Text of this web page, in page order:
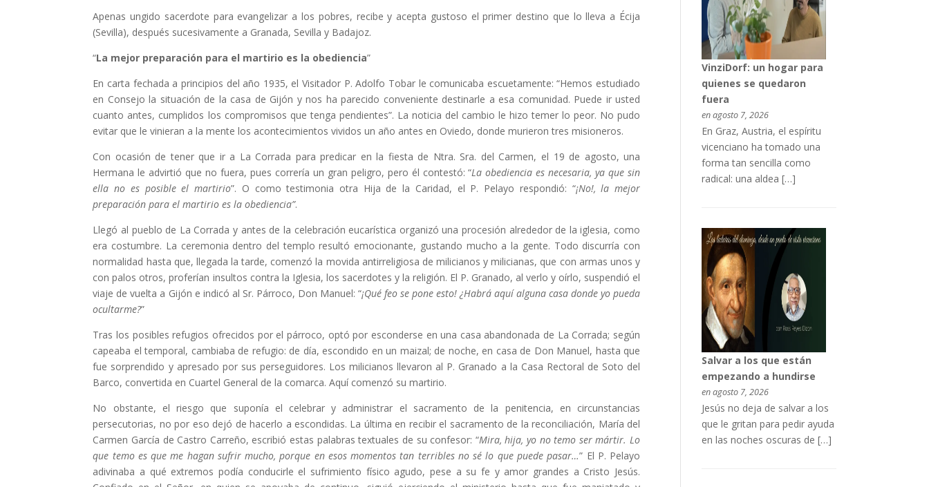
Apenas ungido sacerdote para evangelizar a los pobres, recibe y acepta gustoso el primer destino que lo lleva a Écija
(Sevilla), después sucesivamente a Granada, Sevilla y Badajoz.
“La mejor preparación para el martirio es la obediencia”
En carta fechada a principios del año 1935, el Visitador P. Adolfo Tobar le comunicaba escuetamente: “Hemos estudiado
en Consejo la situación de la casa de Gijón y nos ha parecido conveniente destinarle a esa comunidad. Puede ir usted
cuanto antes, cumplidos los compromisos que tenga pendientes”. La noticia del cambio le hizo temer lo peor. No pudo
evitar que le vinieran a la mente los acontecimientos vividos un año antes en Oviedo, donde murieron tres misioneros.
Con ocasión de tener que ir a La Corrada para predicar en la fiesta de Ntra. Sra. del Carmen, el 19 de agosto, una
Hermana le advirtió que no fuera, pues correría un gran peligro, pero él contestó: “La obediencia es necesaria, ya que sin
ella no es posible el martirio”. O como testimonia otra Hija de la Caridad, el P. Pelayo respondió: “¡No!, la mejor
preparación para el martirio es la obediencia”.
Llegó al pueblo de La Corrada y antes de la celebración eucarística organizó una procesión alrededor de la iglesia, como
era costumbre. La ceremonia dentro del templo resultó emocionante, gustando mucho a la gente. Todo discurría con
normalidad hasta que, llegada la tarde, comenzó la movida antirreligiosa de milicianos y milicianas, que con armas unos y
con palos otros, proferían insultos contra la Iglesia, los sacerdotes y la religión. El P. Granado, al verlo y oírlo, suspendió el
viaje de vuelta a Gijón e indicó al Sr. Párroco, Don Manuel: “¡Qué feo se pone esto! ¿Habrá aquí alguna casa donde yo pueda
ocultarme?”
Tras los posibles refugios ofrecidos por el párroco, optó por esconderse en una casa abandonada de La Corrada; según
capeaba el temporal, cambiaba de refugio: de día, escondido en un maizal; de noche, en casa de Don Manuel, hasta que
fue sorprendido y apresado por sus perseguidores. Los milicianos llevaron al P. Granado a la Casa Rectoral de Soto del
Barco, convertida en Cuartel General de la comarca. Aquí comenzó su martirio.
No obstante, el riesgo que suponía el celebrar y administrar el sacramento de la penitencia, en circunstancias
persecutorias, no por eso dejó de hacerlo a escondidas. La última en recibir el sacramento de la reconciliación, María del
Carmen García de Castro Carreño, escribió estas palabras textuales de su confesor: “Mira, hija, yo no temo ser mártir. Lo
que temo es que me hagan sufrir mucho, porque en esos momentos tan terribles no sé lo que puede pasar…” El P. Pelayo
adivinaba a qué extremos podía conducirle el sufrimiento físico agudo, pese a su fe y amor grandes a Cristo Jesús.
VinziDorf: un hogar para
quienes se quedaron
fuera
en agosto 7, 2026
En Graz, Austria, el espíritu
vicenciano ha tomado una
forma tan sencilla como
radical: una aldea […]
Salvar a los que están
empezando a hundirse
en agosto 7, 2026
Jesús no deja de salvar a los
que le gritan para pedir ayuda
en las noches oscuras de […]